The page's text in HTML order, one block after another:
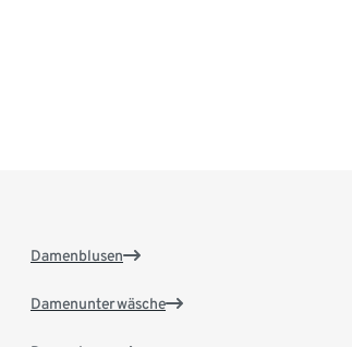
Damenblusen
Damenunterwäsche